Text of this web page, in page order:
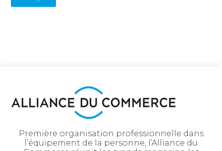
Première organisation professionnelle dans
l’équipement de la personne, l’Alliance du